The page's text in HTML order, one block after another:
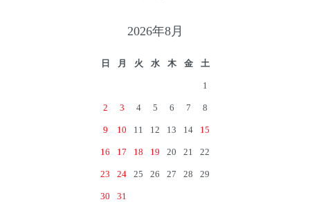
2026年8月
日 月 火 水 木 金 土
1
2 3 4 5 6 7 8
9 10 11 12 13 14 15
16 17 18 19 20 21 22
23 24 25 26 27 28 29
30 31